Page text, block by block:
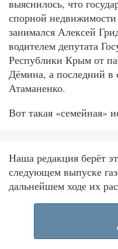
выяснилось, что
спорной
занимался Алексей
водителем депутата
Республики Крым от
Дёмина, а последний в
Атаманенко.
Вот такая «семейная»
Наша редакция берёт
следующем выпуске
дальнейшем ходе их